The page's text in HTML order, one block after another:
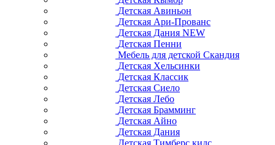
Детская Авиньон
Детская Ари-Прованс
Детская Дания NEW
Детская Пенни
Мебель для детской Скандия
Детская Хельсинки
Детская Классик
Детская Сиело
Детская Лебо
Детская Брамминг
Детская Айно
Детская Дания
Детская Тимберс кидс